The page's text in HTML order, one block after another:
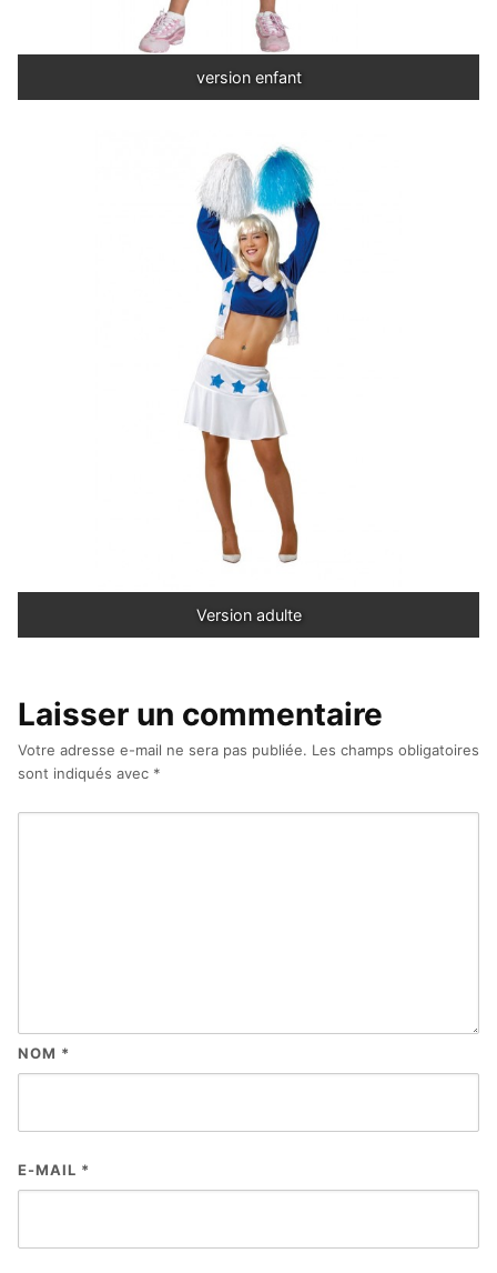
version enfant
Version adulte
Laisser un commentaire
Votre adresse e-mail ne sera pas publiée. Les champs obligatoires
sont indiqués avec *
NOM *
E-MAIL *